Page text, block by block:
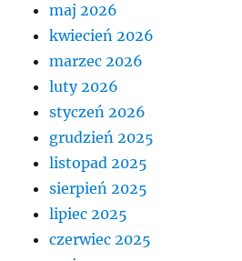
maj 2026
kwiecień 2026
marzec 2026
luty 2026
styczeń 2026
grudzień 2025
listopad 2025
sierpień 2025
lipiec 2025
czerwiec 2025